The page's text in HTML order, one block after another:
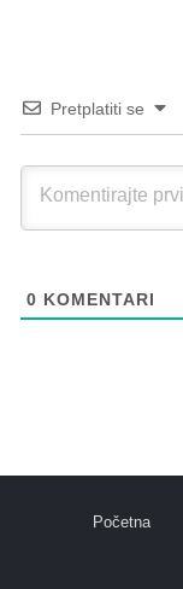
Pretplatiti se
0 KOMENTARI
Početna